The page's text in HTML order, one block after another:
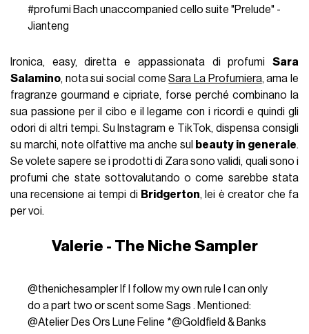
#profumi Bach unaccompanied cello suite "Prelude" -
Jianteng
Ironica, easy, diretta e appassionata di profumi Sara
Salamino, nota sui social comeSara La Profumiera, ama le
fragranze gourmand e cipriate, forse perché combinano la
sua passione per il cibo e il legame con i ricordi e quindi gli
odori di altri tempi. Su Instagram e TikTok, dispensa consigli
su marchi, note olfattive ma anche sul
beauty in generale.
Se volete sapere se i prodotti di Zara sono validi, quali sono i
profumi che state sottovalutando o come sarebbe stata
una recensione ai tempi di Bridgerton, lei è creator che fa
per voi.
Valerie - The Niche Sampler
@thenichesamplerIf I follow my own rule I can only
do a part two or scent some Sags . Mentioned:
@Atelier Des Ors Lune Feline *@Goldfield & Banks